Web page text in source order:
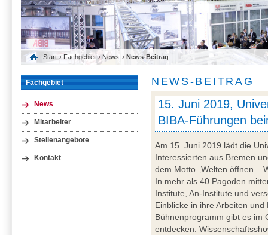
Start › Fachgebiet › News › News-Beitrag
Fachgebiet
News
Mitarbeiter
Stellenangebote
Kontakt
NEWS-BEITRAG
15. Juni 2019,
BIBA-Führungen
Am 15. Juni 2019 lädt die
Interessierten aus Bremen
dem Motto „Welten öffnen –
In mehr als 40 Pagoden
Institute, An-Institute und
Einblicke in ihre Arbeiten
Bühnenprogramm gibt es im
entdecken: